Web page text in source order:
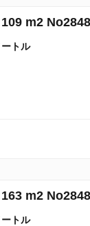
m2
トル
m2
トル